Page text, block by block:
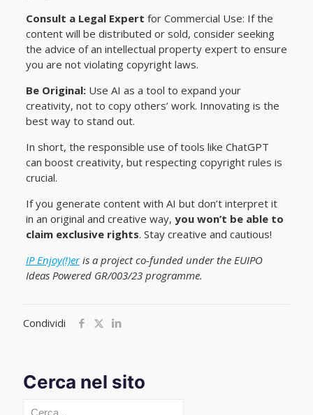
Consult a Legal Expert for Commercial Use: If the
content will be distributed or sold, consider seeking
the advice of an intellectual property expert to ensure
you are not violating copyright laws.
Be Original:Use AI as a tool to expand your
creativity, not to copy others’ work. Innovating is the
best way to stand out.
In short, the responsible use of tools like ChatGPT
can boost creativity, but respecting copyright rules is
crucial.
If you generate content with AI but don’t interpret it
in an original and creative way, you won’t be able to
claim exclusive rights. Stay creative and cautious!
IP Enjoy(!)eris a project co-funded under the EUIPO
Ideas Powered GR/003/23 programme.
Condividi
Cerca nel sito
Cerca